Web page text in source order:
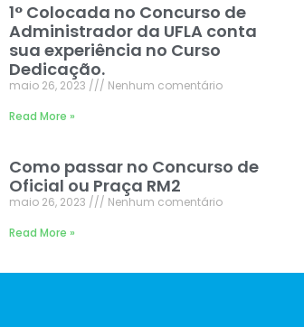
1° Colocada no Concurso de
Administrador da UFLA conta
sua experiência no Curso
Dedicação.
maio 26, 2023
Nenhum comentário
Read More »
Como passar no Concurso de
Oficial ou Praça RM2
maio 26, 2023
Nenhum comentário
Read More »